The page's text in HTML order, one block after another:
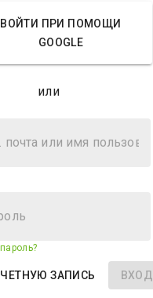
Сортировать по:
ВОЙТИ ПРИ ПОМОЩИ
GOOGLE
или
или имя
ЗАПИСЬ ВХОД